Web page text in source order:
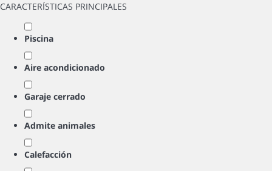
CARACTERÍSTICAS PRINCIPALES
Piscina
Aire acondicionado
Garaje cerrado
Admite animales
Calefacción